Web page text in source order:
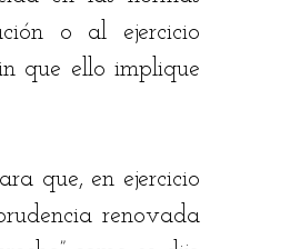
o al ejercicio
que ello implique
que, en ejercicio
renovada